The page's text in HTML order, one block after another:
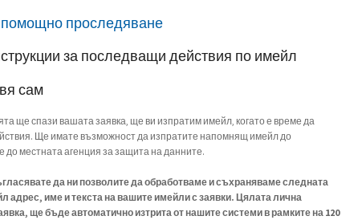
помощно проследяване
за последващи действия по имейл
сам
ще спази вашата заявка, ще ви изпратим имейл, когато е време да
Ще имате възможност да изпратите напомнящ имейл до
до местната агенция за защита на данните.
да ни позволите да обработваме и съхраняваме следната
име и текста на вашите имейли с заявки. Цялата лична
ще бъде автоматично изтрита от нашите системи в рамките на 120